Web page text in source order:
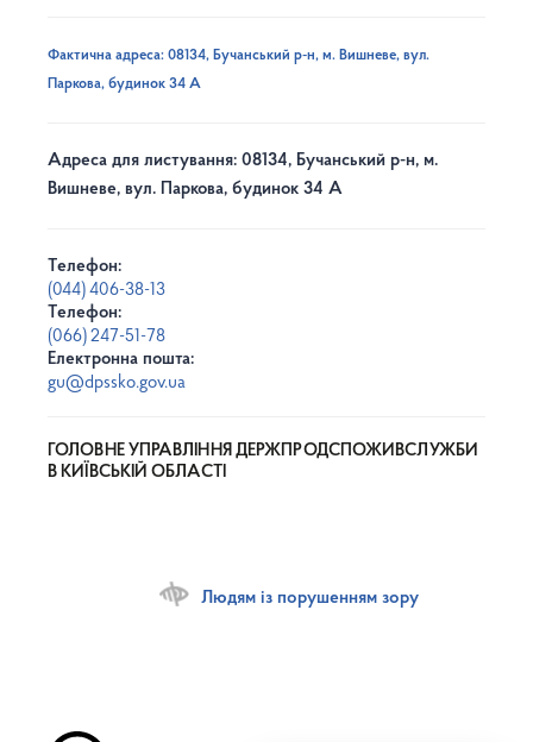
Фактична адреса: 08134, Бучанський р-н, м. Вишневе, вул.
Паркова, будинок 34 А
Адреса для листування: 08134, Бучанський р-н, м.
Вишневе, вул. Паркова, будинок 34 А
Телефон:
(044) 406-38-13
Телефон:
(066) 247-51-78
Електронна пошта:
gu@dpssko.gov.ua
ГОЛОВНЕ УПРАВЛІННЯ ДЕРЖПРОДСПОЖИВСЛУЖБИ
В КИЇВСЬКІЙ ОБЛАСТІ
Людям із порушенням зору